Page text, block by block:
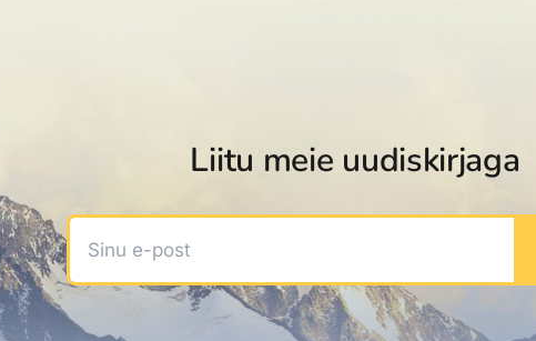
Liitu meie uudiskirjaga
Sinu e-post